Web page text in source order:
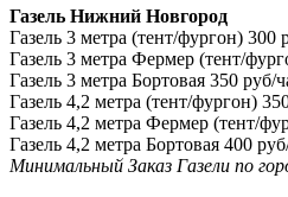
Газель Нижний Новгород
Газель 3 метра (тент/фургон) 300
Газель 3 метра Фермер (тент/
Газель 3 метра Бортовая 350 руб/
Газель 4,2 метра (тент/фургон)
Газель 4,2 метра Фермер (тент/
Газель 4,2 метра Бортовая 400
Минимальный Заказ Газели по